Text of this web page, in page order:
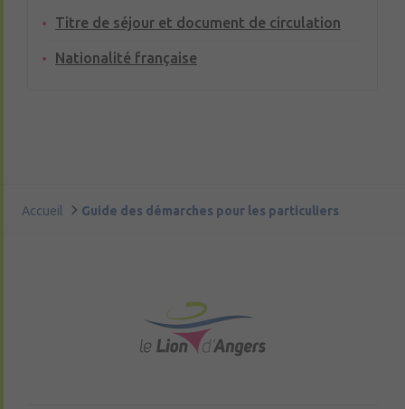
Titre de séjour et document de circulation
Nationalité française
Accueil Guide des démarches pour les particuliers